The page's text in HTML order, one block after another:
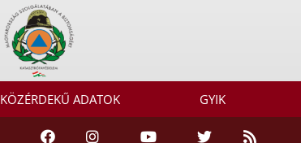
KÖZÉRDEKŰ ADATOK GYIK